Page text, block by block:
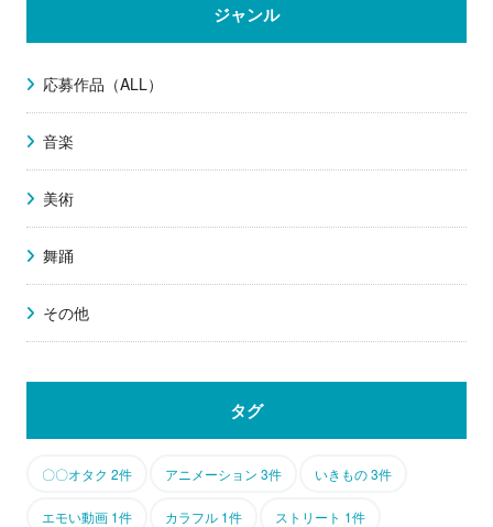
ジャンル
応募作品（ALL）
音楽
美術
舞踊
その他
タグ
〇〇オタク 2件 アニメーション 3件 いきもの 3件
エモい動画 1件 カラフル 1件 ストリート 1件